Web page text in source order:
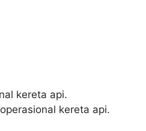
kereta api.
kereta api.